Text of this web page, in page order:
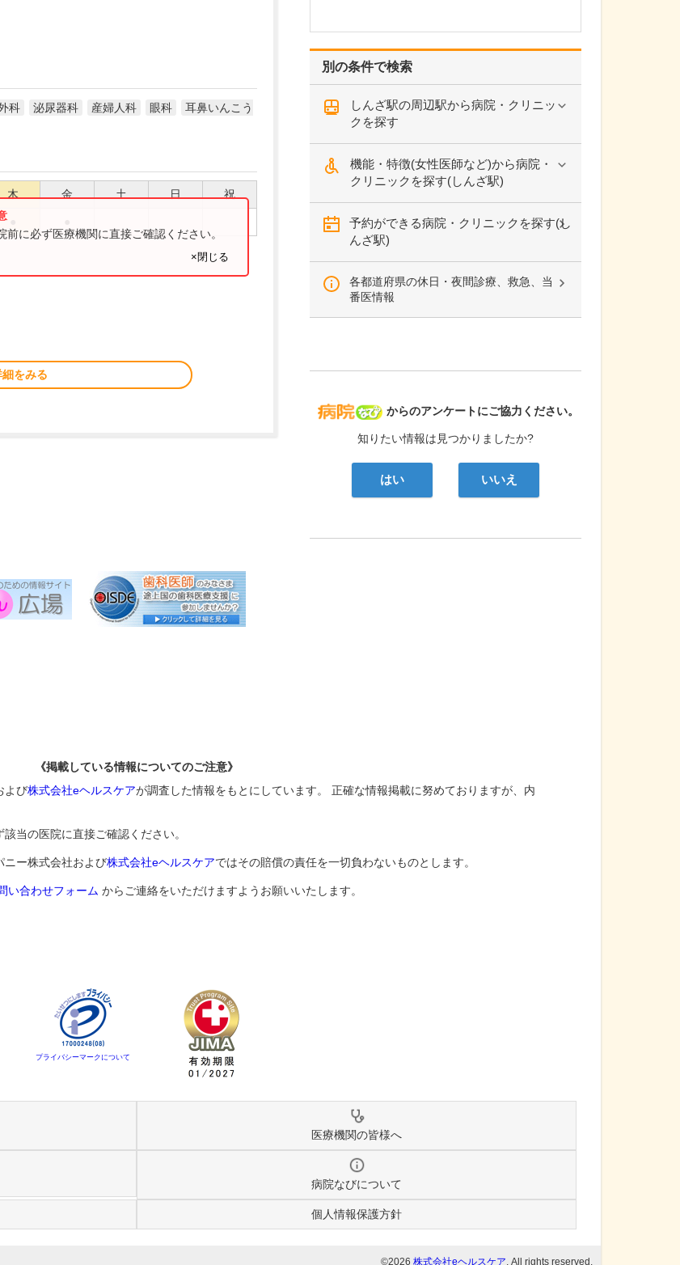
科 泌尿器科 産婦人科 眼科
耳鼻いんこう
木 金 土 日 祝
に必ず医療機関に直接ご確認ください。
×閉じる
をみる
別の条件で検索
しんざ駅の周辺駅から病院・クリニッ
クを探す
機能・特徴(女性医師など)から病院・
クリニックを探す(しんざ駅)
予約ができる病院・クリニックを探す(し
んざ駅)
各都道府県の休日・夜間診療、救急、当
番医情報
病院なび
からのアンケートにご協力ください。
知りたい情報は見つかりましたか?
はい いいえ
《掲載している情報についてのご注意》
よび株式会社eヘルスケアが調査した情報をもとにしています。 正確な情報掲載に努めておりますが、内
当の医院に直接ご確認ください。
ニー株式会社および株式会社eヘルスケアではその賠償の責任を一切負わないものとします。
い合わせフォーム からご連絡をいただけますようお願いいたします。
プライバシーマークについて
医療機関の皆様へ
病院なびについて
個人情報保護方針
©2026 株式会社eヘルスケア, All rights reserved.